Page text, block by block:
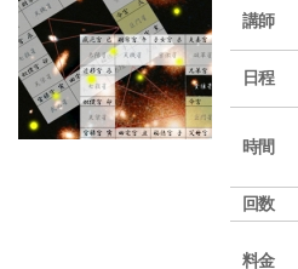
講師
日程
時間
回数
料金